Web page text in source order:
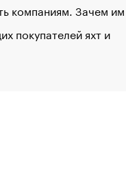
компаниям. Зачем
покупателей яхт и